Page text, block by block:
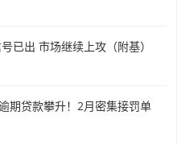
已出 市场继续上攻（附基）
期贷款攀升！2月密集接罚单